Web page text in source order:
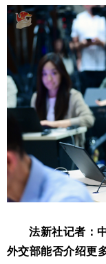
法新社记者：
外交部能否介绍更